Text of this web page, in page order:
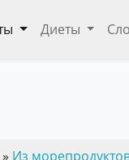
Диеты
» Из